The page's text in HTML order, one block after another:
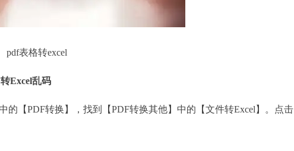
pdf表格转excel
Excel乱码
【PDF转换】，找到【PDF转换其他】中的【文件转Excel】。点击